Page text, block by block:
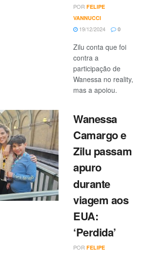
POR FELIPE
VANNUCCI
19/12/2024 0
Zilu conta que foi
contra a
participação de
Wanessa no reality,
mas a apoiou.
Wanessa
Camargo e
Zilu passam
apuro
durante
viagem aos
EUA:
‘Perdida’
POR FELIPE